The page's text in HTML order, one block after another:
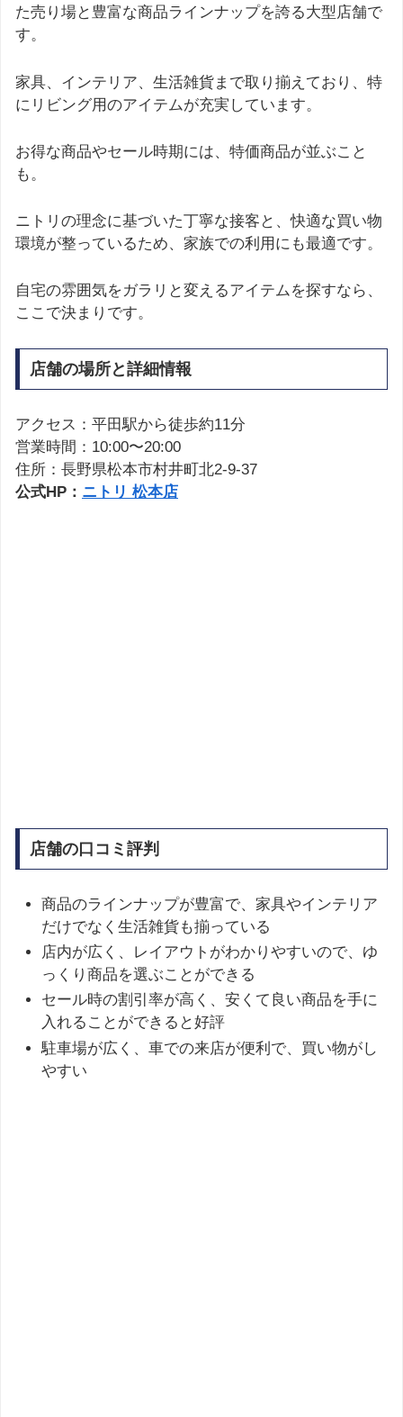
た売り場と豊富な商品ラインナップを誇る大型店舗で
す。
家具、インテリア、生活雑貨まで取り揃えており、特
にリビング用のアイテムが充実しています。
お得な商品やセール時期には、特価商品が並ぶこと
も。
ニトリの理念に基づいた丁寧な接客と、快適な買い物
環境が整っているため、家族での利用にも最適です。
自宅の雰囲気をガラリと変えるアイテムを探すなら、
ここで決まりです。
店舗の場所と詳細情報
アクセス：平田駅から徒歩約11分
営業時間：10:00〜20:00
住所：長野県松本市村井町北2-9-37
公式HP： ニトリ 松本店
店舗の口コミ評判
商品のラインナップが豊富で、家具やインテリア
だけでなく生活雑貨も揃っている
店内が広く、レイアウトがわかりやすいので、ゆ
っくり商品を選ぶことができる
セール時の割引率が高く、安くて良い商品を手に
入れることができると好評
駐車場が広く、車での来店が便利で、買い物がし
やすい